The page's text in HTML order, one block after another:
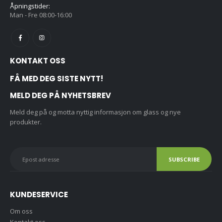
Åpningstider:
Man - Fre 08:00-16:00
KONTAKT OSS
FÅ MED DEG SISTE NYTT!
MELD DEG PÅ NYHETSBREV
Meld deg på og motta nyttig informasjon om glass og nye
produkter.
KUNDESERVICE
Om oss